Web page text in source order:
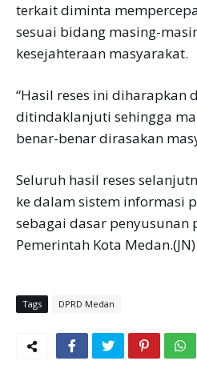
terkait diminta
sesuai bidang masing-
kesejahteraan masyarakat.
“Hasil reses ini diharapkan
ditindaklanjuti sehingga
benar-benar dirasakan
Seluruh hasil reses
ke dalam sistem informasi
sebagai dasar
Pemerintah Kota Medan.(JN)
Tags DPRD Medan